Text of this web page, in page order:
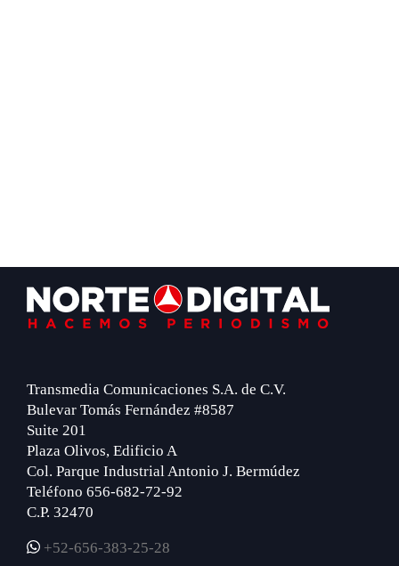
Footer
Transmedia Comunicaciones S.A. de C.V.
Bulevar Tomás Fernández #8587
Suite 201
Plaza Olivos, Edificio A
Col. Parque Industrial Antonio J. Bermúdez
Teléfono 656-682-72-92
C.P. 32470
+52-656-383-25-28